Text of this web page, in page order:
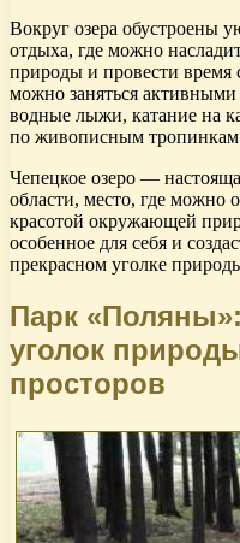
Вокруг озера обустроены
отдыха, где можно
природы и провести время
можно заняться
водные лыжи, катание на
по живописным тропинкам
Чепецкое озеро —
области, место, где можно
красотой окружающей
особенное для себя и
прекрасном уголке
Парк
уголок
просторов